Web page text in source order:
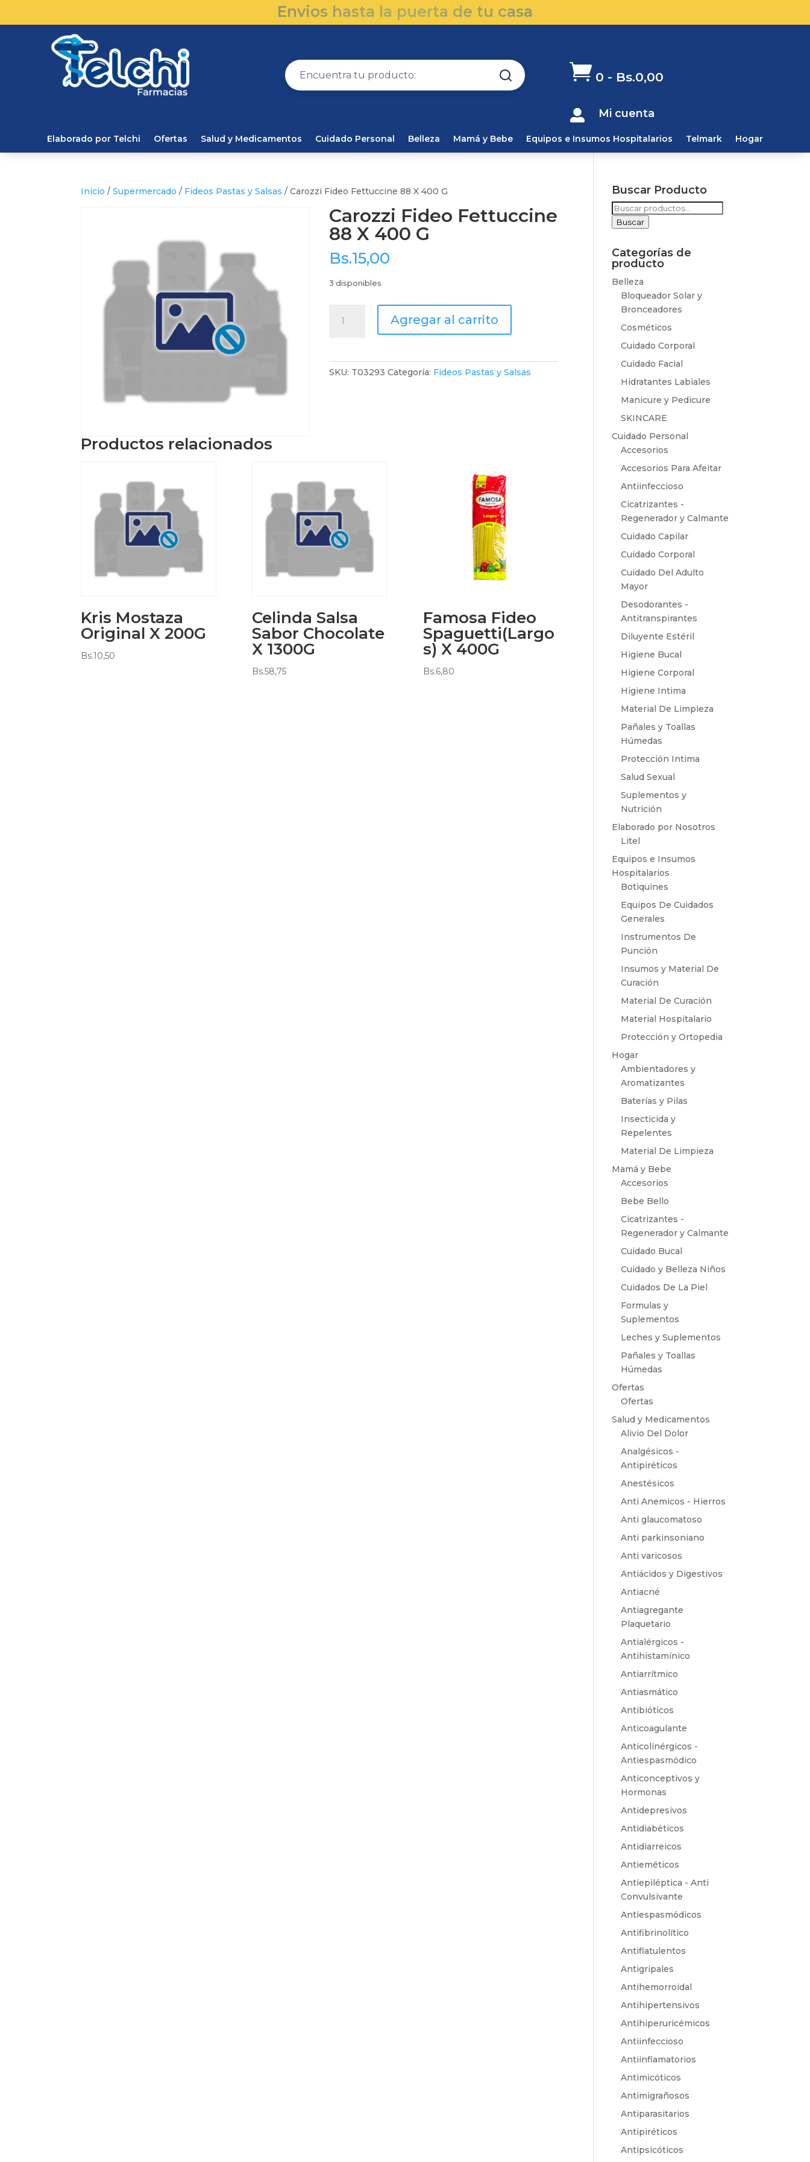
Envios hasta la puerta de tu casa
 0 - Bs.0,00
 Mi cuenta
Elaborado por Telchi Ofertas Salud y Medicamentos Cuidado Personal Belleza Mamá y Bebe Equipos e Insumos Hospitalarios Telmark Hogar
Inicio /Supermercado / Fideos Pastas y Salsas / Carozzi Fideo Fettuccine 88 X 400 G
Carozzi Fideo Fettuccine
88 X 400 G
Bs.15,00
3 disponibles
Fideo
Agregar al carrito
SKU: T03293 Categoría: Fideos Pastas y Salsas
Productos relacionados
Kris Mostaza
Original X 200G
Bs.10,50
Celinda Salsa
Sabor Chocolate
X 1300G
Bs.58,75
Famosa Fideo
Spaguetti(Largo
s) X 400G
Bs.6,80
Buscar Producto
Buscar
por:
Buscar
Categorías de
producto
Belleza
Bloqueador Solar y
Bronceadores
Cosméticos
Cuidado Corporal
Cuidado Facial
Hidratantes Labiales
Manicure y Pedicure
SKINCARE
Cuidado Personal
Accesorios
Accesorios Para Afeitar
Antiinfeccioso
Cicatrizantes -
Regenerador y Calmante
Cuidado Capilar
Cuidado Corporal
Cuidado Del Adulto
Mayor
Desodorantes -
Antitranspirantes
Diluyente Estéril
Higiene Bucal
Higiene Corporal
Higiene Intima
Material De Limpieza
Pañales y Toallas
Húmedas
Protección Intima
Salud Sexual
Suplementos y
Nutrición
Elaborado por Nosotros
Litel
Equipos e Insumos
Hospitalarios
Botiquines
Equipos De Cuidados
Generales
Instrumentos De
Punción
Insumos y Material De
Curación
Material De Curación
Material Hospitalario
Protección y Ortopedia
Hogar
Ambientadores y
Aromatizantes
Baterías y Pilas
Insecticida y
Repelentes
Material De Limpieza
Mamá y Bebe
Accesorios
Bebe Bello
Cicatrizantes -
Regenerador y Calmante
Cuidado Bucal
Cuidado y Belleza Niños
Cuidados De La Piel
Formulas y
Suplementos
Leches y Suplementos
Pañales y Toallas
Húmedas
Ofertas
Ofertas
Salud y Medicamentos
Alivio Del Dolor
Analgésicos -
Antipiréticos
Anestésicos
Anti Anemicos - Hierros
Anti glaucomatoso
Anti parkinsoniano
Anti varicosos
Antiácidos y Digestivos
Antiacné
Antiagregante
Plaquetario
Antialérgicos -
Antihistamínico
Antiarrítmico
Antiasmático
Antibióticos
Anticoagulante
Anticolinérgicos -
Antiespasmódico
Anticonceptivos y
Hormonas
Antidepresivos
Antidiabéticos
Antidiarreicos
Antieméticos
Antiepiléptica - Anti
Convulsivante
Antiespasmódicos
Antifibrinolítico
Antiflatulentos
Antigripales
Antihemorroidal
Antihipertensivos
Antihiperuricémicos
Antiinfeccioso
Antiinflamatorios
Antimicóticos
Antimigrañosos
Antiparasitarios
Antipiréticos
Antipsicóticos